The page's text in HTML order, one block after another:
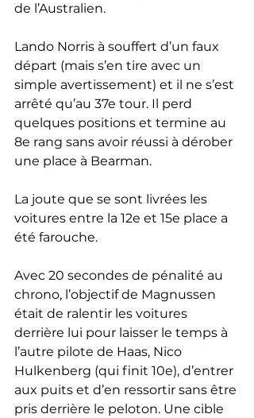
de l’Australien.
Lando Norris à souffert d’un faux
départ (mais s’en tire avec un
simple avertissement) et il ne s’est
arrêté qu’au 37e tour. Il perd
quelques positions et termine au
8e rang sans avoir réussi à dérober
une place à Bearman.
La joute que se sont livrées les
voitures entre la 12e et 15e place a
été farouche.
Avec 20 secondes de pénalité au
chrono, l’objectif de Magnussen
était de ralentir les voitures
derrière lui pour laisser le temps à
l’autre pilote de Haas, Nico
Hulkenberg (qui finit 10e), d’entrer
aux puits et d’en ressortir sans être
pris derrière le peloton. Une cible